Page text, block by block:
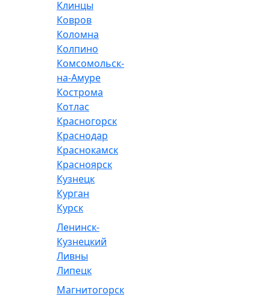
Клинцы
Ковров
Коломна
Колпино
Комсомольск-
на-Амуре
Кострома
Котлас
Красногорск
Краснодар
Краснокамск
Красноярск
Кузнецк
Курган
Курск
Ленинск-
Кузнецкий
Ливны
Липецк
Магнитогорск